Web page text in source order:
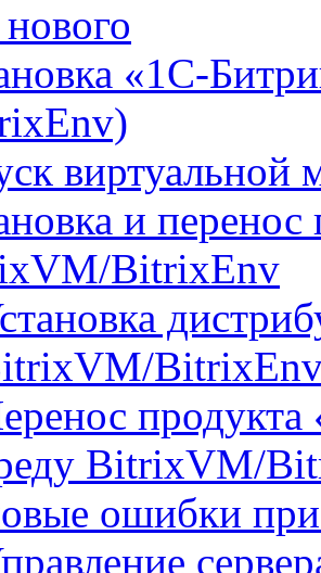
«1С-
и
BitrixEnv
BitrixVM/
ошибки при